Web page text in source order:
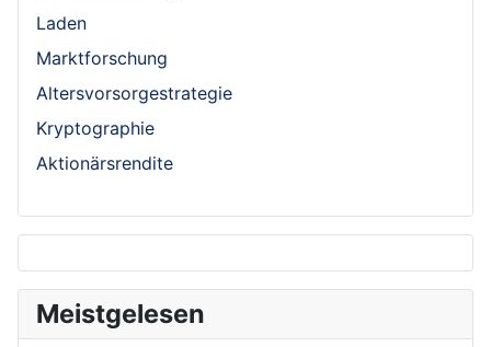
Laden
Marktforschung
Altersvorsorgestrategie
Kryptographie
Aktionärsrendite
Meistgelesen